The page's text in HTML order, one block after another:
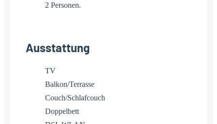
2 Personen.
Ausstattung
TV
Balkon/Terrasse
Couch/Schlafcouch
Doppelbett